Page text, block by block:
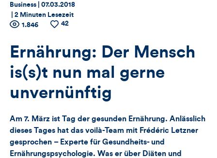
Thema:
Business | Datum:
07.03.2018
2 Minuten Lesezeit
Zähler
für
Views,
Likes
Kommentare
dieses
Anzahl
Views
1.846
Anzahl
42
Ernährung: Der Mensch
is(s)t nun mal gerne
unvernünftig
Am 7. März ist Tag der gesunden Ernährung. Anlässlich
dieses Tages hat das voilà-Team mit Frédéric Letzner
gesprochen – Experte für Gesundheits- und
Ernährungspsychologie. Was er über Diäten und